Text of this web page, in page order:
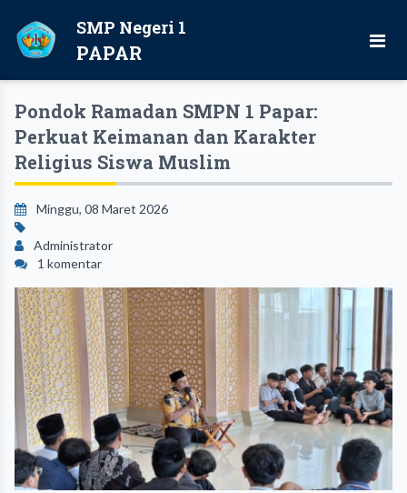
SMP Negeri 1
PAPAR
Pondok Ramadan SMPN 1 Papar:
Perkuat Keimanan dan Karakter
Religius Siswa Muslim
Minggu, 08 Maret 2026
Administrator
1 komentar